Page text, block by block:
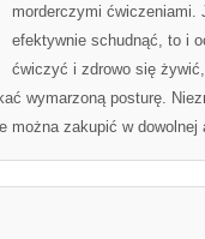
morderczymi ćwiczeniami.
efektywnie schudnąć, to i
ćwiczyć i zdrowo się
wymarzoną posturę.
można zakupić w